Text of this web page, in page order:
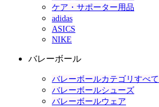
ケア・サポーター用品
adidas
ASICS
NIKE
バレーボール
バレーボールカテゴリすべて
バレーボールシューズ
バレーボールウェア